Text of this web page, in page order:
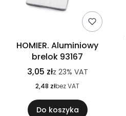
HOMIER. Aluminiowy
brelok 93167
3,05 złz 23% VAT
2,48 złbez VAT
Do koszyka